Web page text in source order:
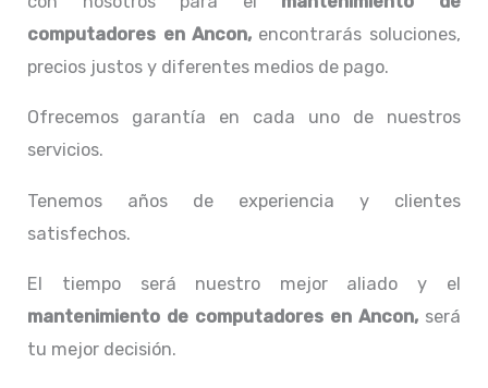
computadores en Ancon, encontrarás soluciones,
precios justos y diferentes medios de pago.
Ofrecemos garantía en cada uno de nuestros
servicios.
Tenemos años de experiencia y clientes
satisfechos.
El tiempo será nuestro mejor aliado y el
mantenimiento de computadores en Ancon, será
tu mejor decisión.